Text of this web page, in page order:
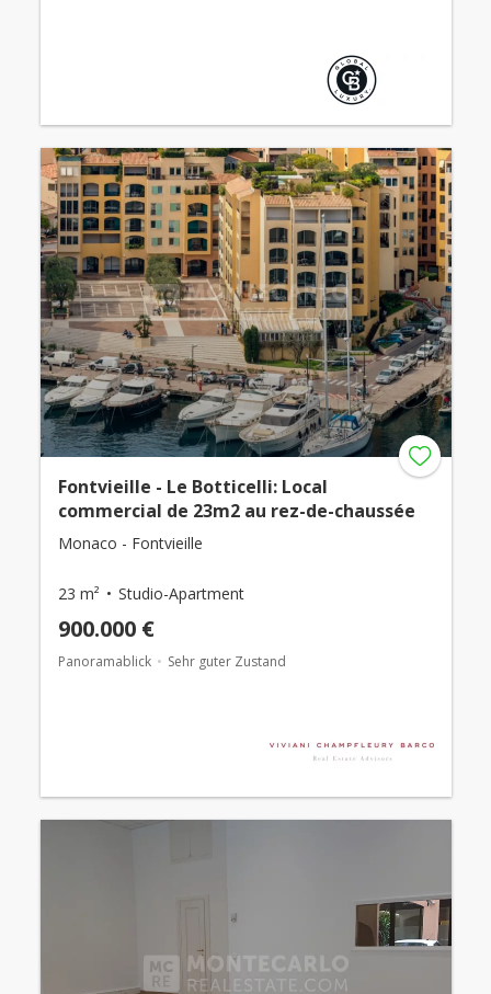
Fontvieille - Le Botticelli: Local
commercial de 23m2 au rez-de-chaussée
Monaco - Fontvieille
23 m² Studio-Apartment
900.000 €
Panoramablick Sehr guter Zustand